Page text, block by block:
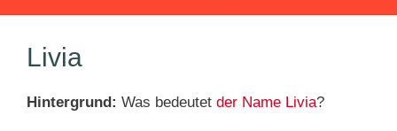
Livia
Hintergrund: Was bedeutet der Name Livia?